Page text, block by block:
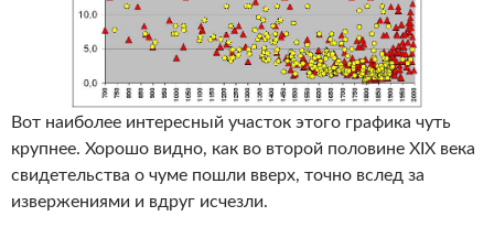
Вот наиболее интересный участок этого графика чуть
крупнее. Хорошо видно, как во второй половине XIX века
свидетельства о чуме пошли вверх, точно вслед за
извержениями и вдруг исчезли.